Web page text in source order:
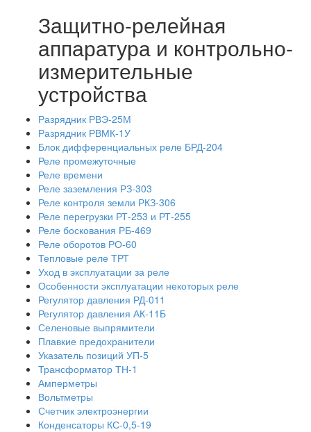
Защитно-релейная
аппаратура и контрольно-
измерительные
устройства
Разрядник РВЭ-25М
Разрядник РВМК-1У
Блок дифференциальных реле БРД-204
Реле промежуточные
Реле времени
Реле заземления РЗ-303
Реле контроля земли РКЗ-306
Реле перегрузки РТ-253 и РТ-255
Реле боскования РБ-469
Реле оборотов РО-60
Тепловые реле ТРТ
Уход в эксплуатации за реле
Особенности эксплуатации некоторых реле
Регулятор давления РД-011
Регулятор давления АК-11Б
Селеновые выпрямители
Плавкие предохранители
Указатель позиций УП-5
Трансформатор ТН-1
Амперметры
Вольтметры
Счетчик электроэнергии
Конденсаторы КС-0,5-19